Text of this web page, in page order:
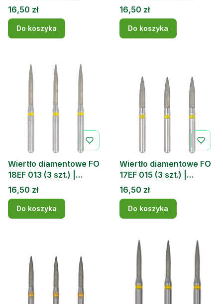
DOCHEM
Cena
16,50 zł
Do koszyka
DOCHEM
Cena
16,50 zł
Do koszyka
Wiertło diamentowe FO
18EF 013 (3 szt.) |
DOCHEM
Cena
16,50 zł
Do koszyka
Wiertło diamentowe FO
17EF 015 (3 szt.) |
DOCHEM
Cena
16,50 zł
Do koszyka